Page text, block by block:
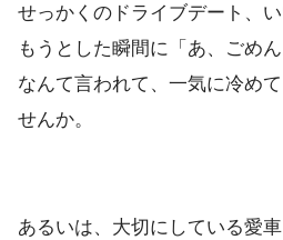
せっかくのドライブデート、
もうとした瞬間に「あ、ごめ
なんて言われて、一気に冷め
せんか。
あるいは、大切にしている愛